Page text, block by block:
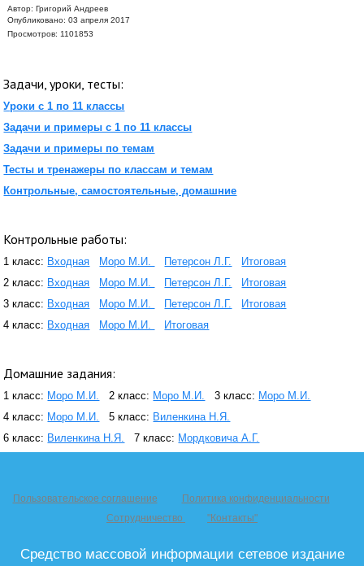
Автор: Григорий Андреев
Опубликовано: 03 апреля 2017
Просмотров: 1101853
Задачи, уроки, тесты:
Уроки с 1 по 11 классы
Задачи и примеры с 1 по 11 классы
Задачи и примеры по темам
Тесты и тренажеры по классам и темам
Контрольные, самостоятельные, домашние
Контрольные работы:
1 класс: Входная Моро М.И. Петерсон Л.Г.
Итоговая
2 класс: Входная Моро М.И. Петерсон Л.Г.
Итоговая
3 класс: Входная Моро М.И. Петерсон Л.Г.
Итоговая
4 класс: Входная Моро М.И. Итоговая
Домашние задания:
1 класс: Моро М.И. 2 класс: Моро М.И. 3 класс: Моро М.И.
4 класс: Моро М.И. 5 класс: Виленкина Н.Я.
6 класс: Виленкина Н.Я. 7 класс: Мордковича А.Г.
Пользовательское соглашение
Политика конфиденциальности
Сотрудничество
"Контакты"
Средство массовой информации сетевое издание